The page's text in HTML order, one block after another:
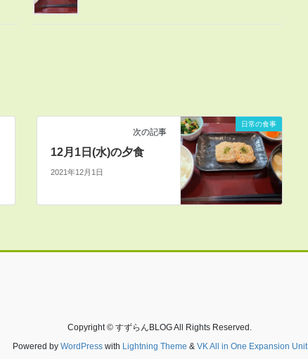
日常の食事
次の記事
12月1日(水)の夕食
2021年12月1日
Copyright © すずらんBLOG All Rights Reserved.
Powered by WordPresswith Lightning Theme & VK All in One Expansion Unit